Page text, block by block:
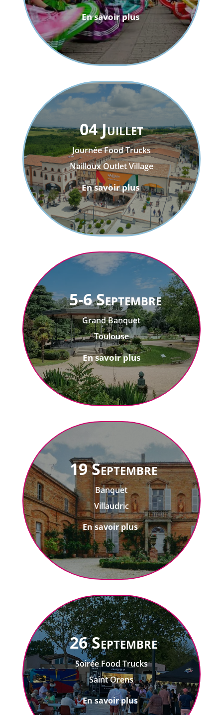
En savoir plus
04 Juillet
Journée Food Trucks
Nailloux Outlet Village
En savoir plus
5-6 Septembre
Grand Banquet
Toulouse
En savoir plus
19 Septembre
Banquet
Villaudric
En savoir plus
26 Septembre
Soirée Food Trucks
Saint Orens
En savoir plus